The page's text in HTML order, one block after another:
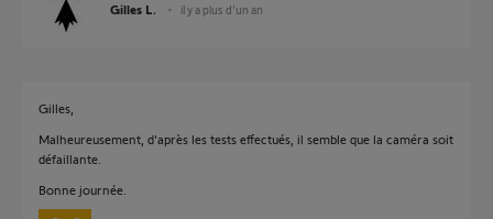
Gilles L. il y a plus d'un an
Gilles,
Malheureusement, d'après les tests effectués, il semble que la caméra soit
défaillante.
Bonne journée.